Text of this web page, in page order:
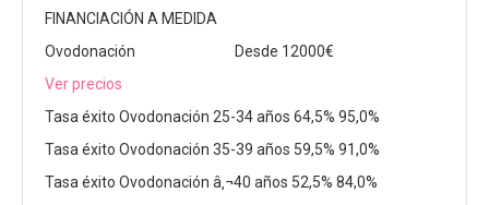
FINANCIACIÓN A MEDIDA
Ovodonación
Desde 12000€
Ver precios
Tasa éxito Ovodonación 25-34 años 64,5% 95,0%
Tasa éxito Ovodonación 35-39 años 59,5% 91,0%
Tasa éxito Ovodonación â‚¬40 años 52,5% 84,0%